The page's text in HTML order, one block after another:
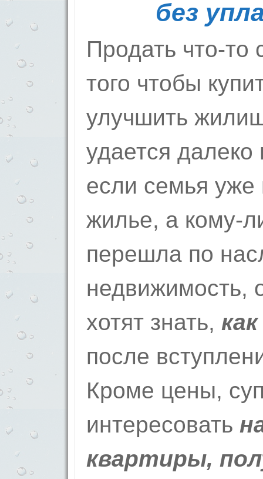
без
Продать что-то
того чтобы
улучшить
удается
если семья уже
жилье, а кому-
перешла по
недвижимость,
хотят знать,
после
Кроме цены,
интересовать
квартиры,